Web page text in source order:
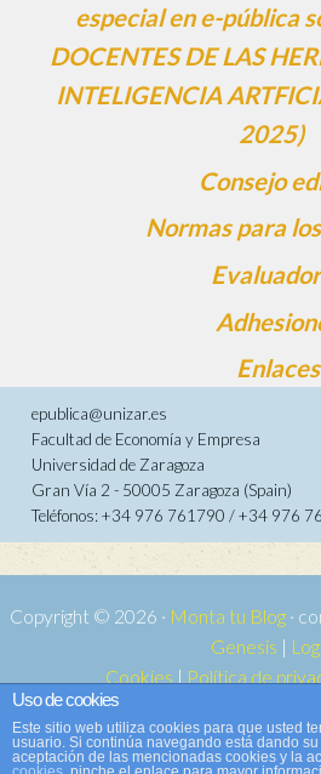
especial en e-pública
DOCENTES DE LAS
INTELIGENCIA
2025)
Consejo
Normas para
Enlaces
epublica@unizar.es
Facultad de Economía y Empresa
Universidad de Zaragoza
Gran Vía 2 - 50005 Zaragoza (Spain)
Teléfonos: +34 976 761790 / +34 976
Copyright © 2026 · Monta tu Blog·
Genesis |
Cookies | Política de
Copyright © 2026 ·
WordPress·
Uso de cookies
Este sitio web utiliza cookies para que usted
usuario. Si continúa navegando está dando
aceptación de las mencionadas cookies y la